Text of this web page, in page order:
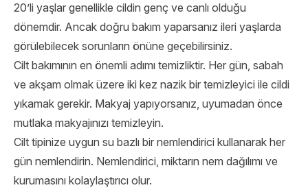
20’li yaşlar genellikle cildin genç ve canlı olduğu
dönemdir. Ancak doğru bakım yaparsanız ileri yaşlarda
görülebilecek sorunların önüne geçebilirsiniz.
Cilt bakımının en önemli adımı temizliktir. Her gün, sabah
ve akşam olmak üzere iki kez nazik bir temizleyici ile cildi
yıkamak gerekir. Makyaj yapıyorsanız, uyumadan önce
mutlaka makyajınızı temizleyin.
Cilt tipinize uygun su bazlı bir nemlendirici kullanarak her
gün nemlendirin. Nemlendirici, miktarın nem dağılımı ve
kurumasını kolaylaştırıcı olur.